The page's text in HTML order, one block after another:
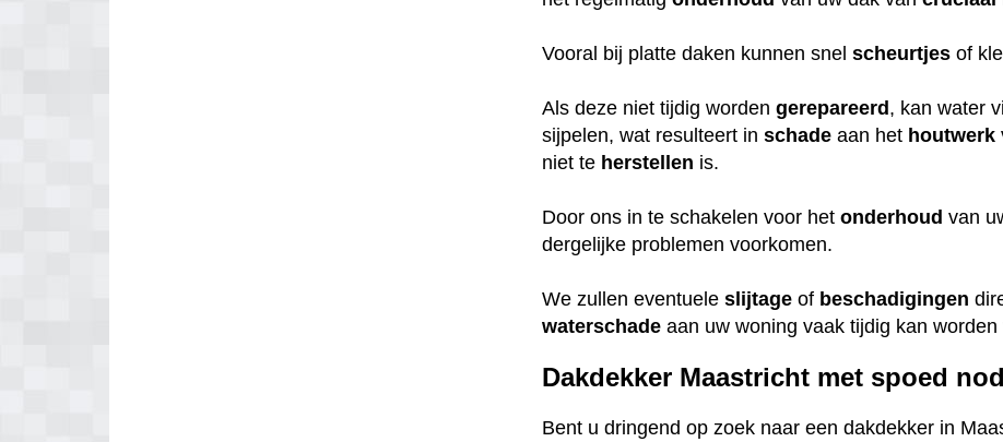
Vooral bij platte daken kunnen snelscheurtjes of
Als deze niet tijdig wordengerepareerd , kan water
sijpelen, wat resulteert inschade aan het houtwerk
niet te herstellen is.
Door ons in te schakelen voor hetonderhoud van
dergelijke problemen voorkomen.
We zullen eventueleslijtage of beschadigingen
waterschade aan uw woning vaak tijdig kan worden
Dakdekker Maastricht met spoed
Bent u dringend op zoek naar een dakdekker in